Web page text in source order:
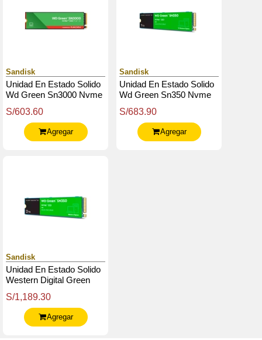
Sandisk
Unidad En Estado Solido
Wd Green Sn3000 Nvme
Gen 4.0 X4, Nvme
S/603.60
Agregar
Sandisk
Unidad En Estado Solido
Wd Green Sn350 Nvme
X4 Nvme V1.3
S/683.90
Agregar
Sandisk
Unidad En Estado Solido
Western Digital Green
2280, Pcie Gen3 X4
S/1,189.30
Agregar